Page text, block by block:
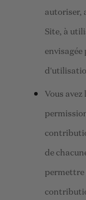
autoriser,
Site, à
envisagée
Vous
de
permettre